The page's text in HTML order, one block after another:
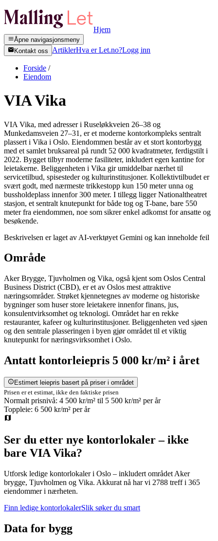
Hjem
Åpne navigasjonsmeny
Kontakt oss
ArtiklerHva er Let.no?Logg inn
Forside /
Eiendom
VIA Vika
VIA Vika, med adresser i Ruseløkkveien 26–38 og
Munkedamsveien 27–31, er et moderne kontorkompleks sentralt
plassert i Vika i Oslo. Eiendommen består av et stort kontorbygg
med et samlet bruksareal på rundt 52 000 kvadratmeter, ferdigstilt i
2022. Bygget tilbyr moderne fasiliteter, inkludert egen kantine for
leietakerne. Beliggenheten i Vika gir umiddelbar nærhet til
servicetilbud, spisesteder og kulturinstitusjoner. Kollektivtilbudet er
svært godt, med nærmeste trikkestopp kun 150 meter unna og
bussholdeplass innenfor 300 meter. I tillegg ligger Nationaltheatret
stasjon, et sentralt knutepunkt for både tog og T-bane, bare 550
meter fra eiendommen, noe som sikrer enkel adkomst for ansatte og
besøkende.
Beskrivelsen er laget av AI-verktøyet Gemini og kan inneholde feil
Område
Aker Brygge, Tjuvholmen og Vika, også kjent som Oslos Central
Business District (CBD), er et av Oslos mest attraktive
næringsområder. Strøket kjennetegnes av moderne og historiske
bygninger som huser store leietakere innenfor finans, jus,
konsulentvirksomhet og teknologi. Området har en rekke
restauranter, kafeer og kulturinstitusjoner. Beliggenheten ved sjøen
og den sentrale plasseringen i byen gjør området til et viktig
knutepunkt for næringsvirksomhet i Oslo.
Antatt kontorleiepris 5 000 kr/m² i året
Estimert leiepris basert på priser i området
Prisen er et estimat, ikke den faktiske prisen
Normalt prisnivå: 4 500 kr/m² til 5 500 kr/m² per år
Toppleie: 6 500 kr/m² per år
Ser du etter nye kontorlokaler – ikke
bare VIA Vika?
Utforsk ledige kontorlokaler i Oslo – inkludert området Aker
brygge, Tjuvholmen og Vika. Akkurat nå har vi 2788 treff i 365
eiendommer i nærheten.
Finn ledige kontorlokalerSlik søker du smart
Data for bygg